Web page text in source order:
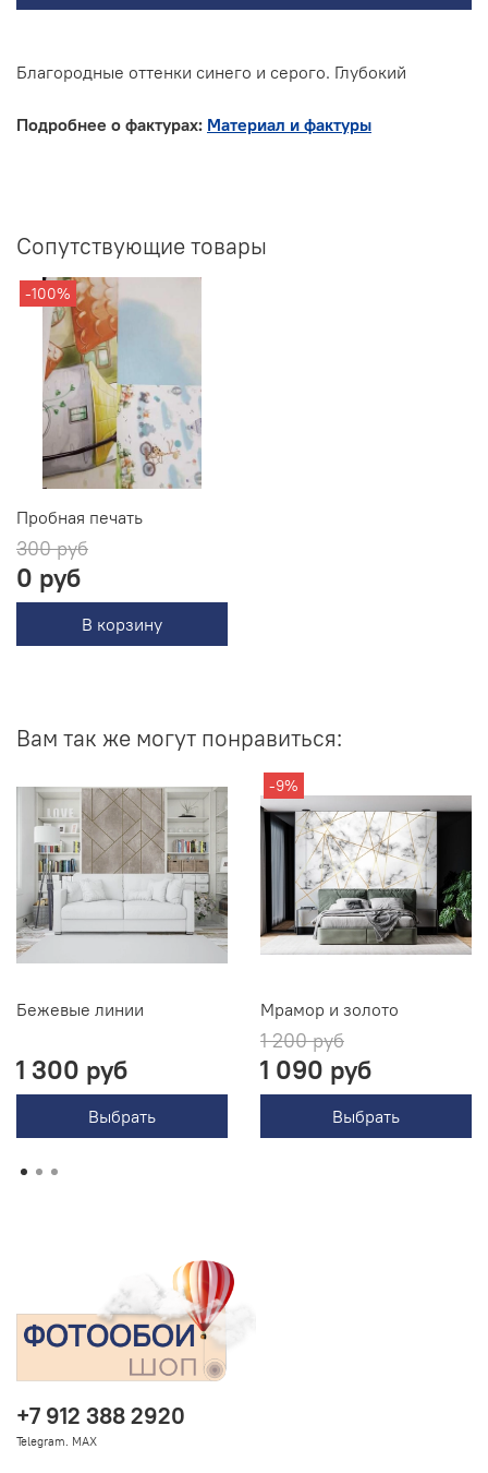
Благородные оттенки синего и серого. Глубокий
Подробнее о фактурах: Материал и фактуры
Сопутствующие товары
-100%
Пробная печать
300 руб
0 руб
В корзину
Вам так же могут понравиться:
Бежевые линии
1 300 руб
Выбрать
-9%
Мрамор и золото
1 200 руб
1 090 руб
Выбрать
+7 912 388 2920
Telegram. MAX